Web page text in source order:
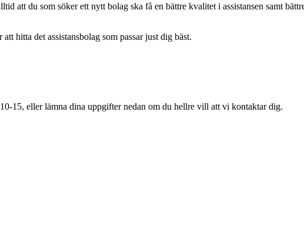
att du som söker ett nytt bolag ska få en bättre kvalitet i assistansen samt
hitta det assistansbolag som passar just dig bäst.
15, eller lämna dina uppgifter nedan om du hellre vill att vi kontaktar dig.